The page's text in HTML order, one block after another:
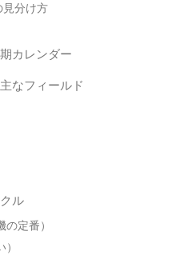
見分け方
カレンダー
なフィールド
ル
定番）